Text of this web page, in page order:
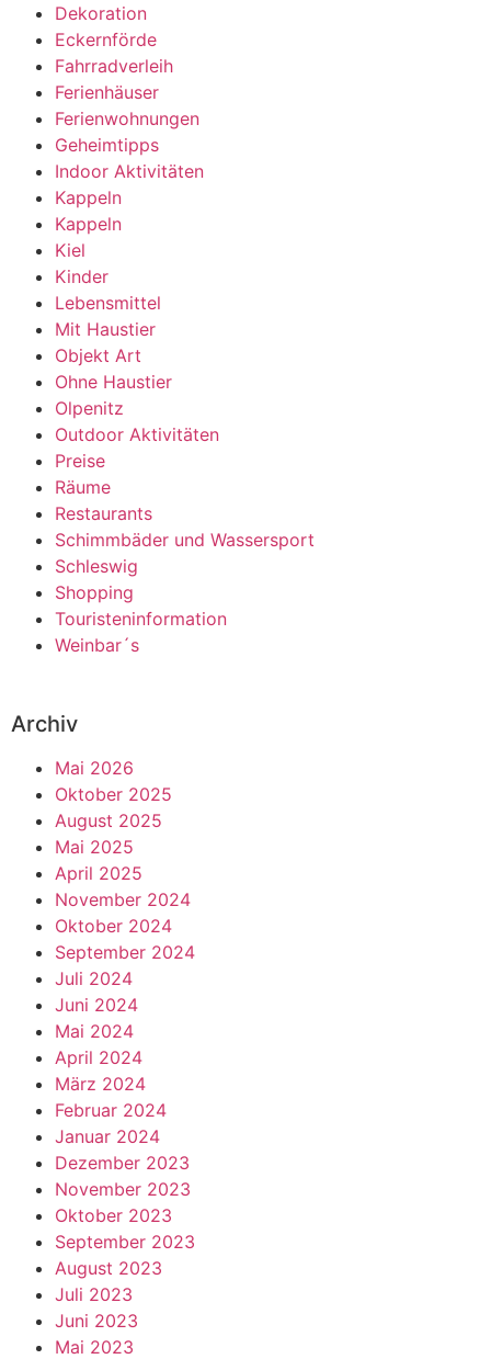
Dekoration
Eckernförde
Fahrradverleih
Ferienhäuser
Ferienwohnungen
Geheimtipps
Indoor Aktivitäten
Kappeln
Kappeln
Kiel
Kinder
Lebensmittel
Mit Haustier
Objekt Art
Ohne Haustier
Olpenitz
Outdoor Aktivitäten
Preise
Räume
Restaurants
Schimmbäder und Wassersport
Schleswig
Shopping
Touristeninformation
Weinbar´s
Archiv
Mai 2026
Oktober 2025
August 2025
Mai 2025
April 2025
November 2024
Oktober 2024
September 2024
Juli 2024
Juni 2024
Mai 2024
April 2024
März 2024
Februar 2024
Januar 2024
Dezember 2023
November 2023
Oktober 2023
September 2023
August 2023
Juli 2023
Juni 2023
Mai 2023